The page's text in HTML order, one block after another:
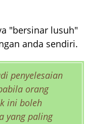
"bersinar lusuh"
anda sendiri.
penyelesaian
orang
ini boleh
yang paling